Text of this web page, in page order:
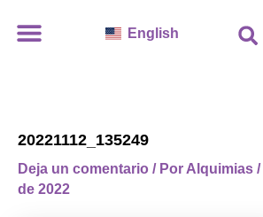
English
20221112_135249
Deja un comentario / Por Alquimias /
de 2022